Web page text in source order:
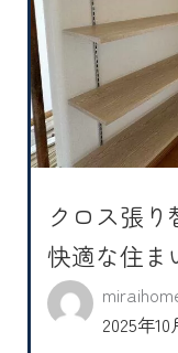
クロス張り
快適な住ま
2025年10